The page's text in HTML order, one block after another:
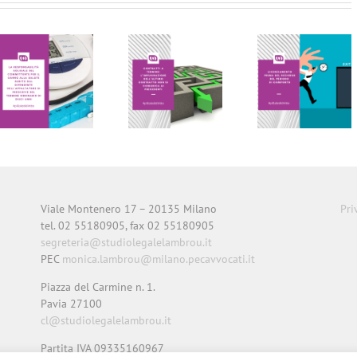
LE PILLOLE
DEL
VENERDI’
LE PILLOLE
DEL
VENERDI’
Viale Montenero 17 – 20135 Milano
tel. 02 55180905, fax 02 55180905
segreteria@studiolegalelambrou.it
PEC monica.lambrou@milano.pecavvocati.it
Piazza del Carmine n. 1.
Pavia 27100
cl@studiolegalelambrou.it
Partita IVA 09335160967